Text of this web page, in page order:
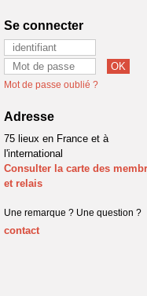
Se connecter
Mot de passe oublié ?
Adresse
75 lieux en France et à
l'international
Consulter la carte des
et relais
Une remarque ? Une question ?
contact